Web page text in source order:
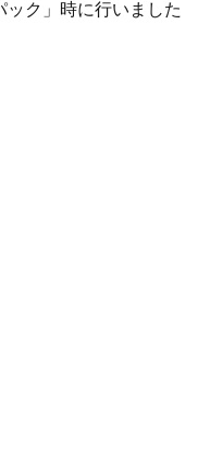
ク」時に行いました